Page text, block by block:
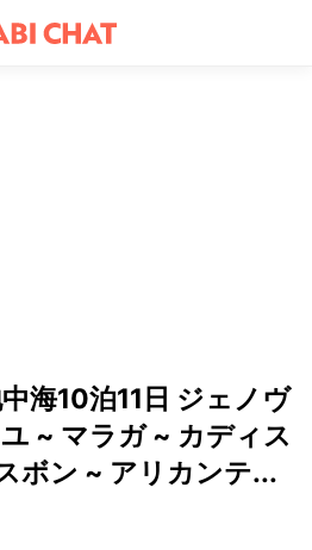
海10泊11日 ジェノヴ
~ マラガ ~ カディス
ボン ~ アリカンテ...